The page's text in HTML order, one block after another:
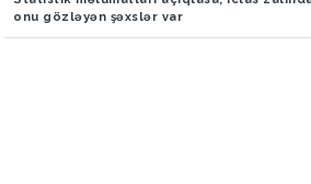
onu gözləyən şəxslər var